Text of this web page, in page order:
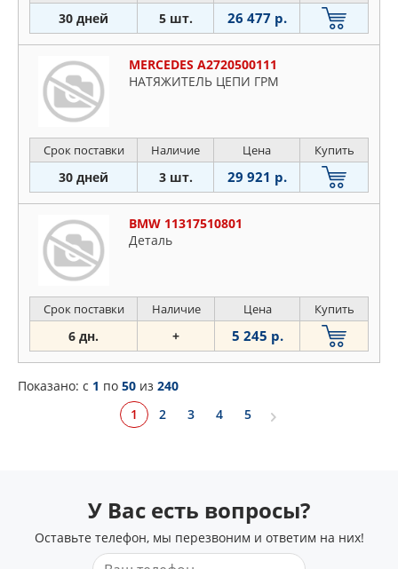
30 дней 5 шт. 26 477 р.
MERCEDES A2720500111
НАТЯЖИТЕЛЬ ЦЕПИ ГРМ
Срок поставки Наличие Цена Купить
30 дней 3 шт. 29 921 р.
BMW 11317510801
Деталь
Срок поставки Наличие Цена Купить
6 дн. + 5 245 р.
Показано: c 1 по 50 из 240
1
2 3 4 5
У Вас есть вопросы?
Оставьте телефон, мы перезвоним и ответим на них!